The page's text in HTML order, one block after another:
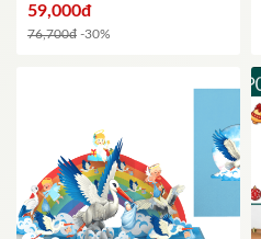
59,000đ
76,700đ -30%